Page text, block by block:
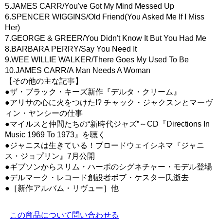
5.JAMES CARR/You've Got My Mind Messed Up
6.SPENCER WIGGINS/Old Friend(You Asked Me If I Miss
Her)
7.GEORGE & GREER/You Didn't Know It But You Had Me
8.BARBARA PERRY/Say You Need It
9.WEE WILLIE WALKER/There Goes My Used To Be
10.JAMES CARR/A Man Needs A Woman
【その他の主な記事】
●ザ・ブラック・キーズ新作『デルタ・クリーム』
●アリサの心に火をつけた!? チャック・ジャクスンとマーヴ
ィン・ヤンシーの仕事
●マイルスと仲間たちの“新時代ジャズ”～CD『Directions In
Music 1969 To 1973』を聴く
●ジャニスは生きている！ブロードウェイシネマ『ジャニ
ス・ジョプリン』7月公開
●ギブソンからスリム・ハーポのシグネチャー・モデル登場
●デルマーク・レコード創設者ボブ・ケスター氏逝去
●［新作アルバム・リヴュー］他
この商品について問い合わせる